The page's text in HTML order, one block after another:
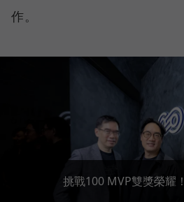
作。
挑戰100 MVP雙獎榮耀！